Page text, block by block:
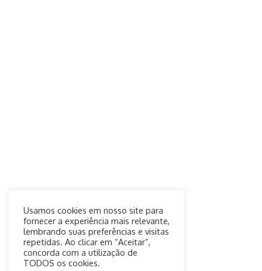
Usamos cookies em nosso site para
fornecer a experiência mais relevante,
lembrando suas preferências e visitas
repetidas. Ao clicar em “Aceitar”,
concorda com a utilização de
TODOS os cookies.